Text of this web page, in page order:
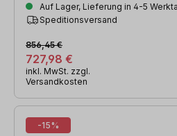
Auf Lager, Lieferung in 4-5
Speditionsversand
727,98 €
856,45 €
inkl. MwSt. zzgl.
Versandkosten
-15%